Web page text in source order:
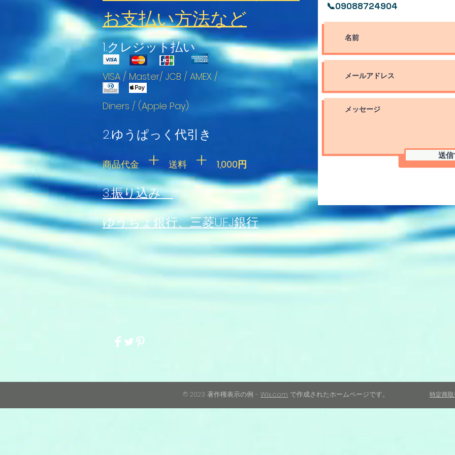
お支払い方法など
1.クレジット払い
VISA / Master/ JCB / AMEX /
Diners / (Apple Pay)
2.ゆうぱっく代引き
商品代金 + 送料 + 1,000円
3.振り込み
ゆうちょ銀行、三菱UFJ銀行
​📞09088724904
送
© 2023 著作権表示の例 - Wix.com で作成されたホームページです。 特定商